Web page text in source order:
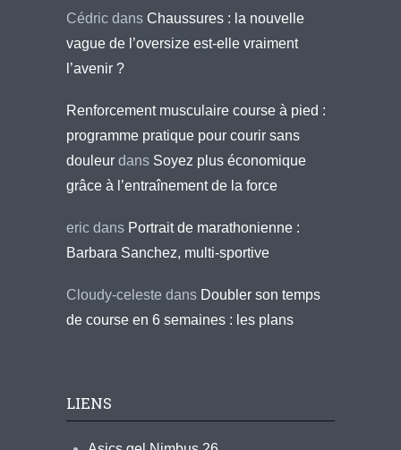
Cédric dans Chaussures : la nouvelle
vague de l’oversize est-elle vraiment
l’avenir ?
Renforcement musculaire course à pied :
programme pratique pour courir sans
douleur dans Soyez plus économique
grâce à l’entraînement de la force
eric dans Portrait de marathonienne :
Barbara Sanchez, multi-sportive
Cloudy-celeste dans Doubler son temps
de course en 6 semaines : les plans
LIENS